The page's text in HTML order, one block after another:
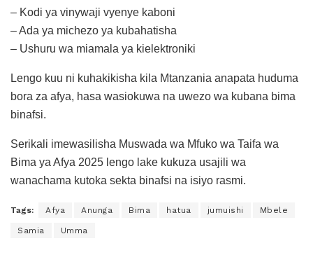
– Kodi ya vinywaji vyenye kaboni
– Ada ya michezo ya kubahatisha
– Ushuru wa miamala ya kielektroniki
Lengo kuu ni kuhakikisha kila Mtanzania anapata huduma
bora za afya, hasa wasiokuwa na uwezo wa kubana bima
binafsi.
Serikali imewasilisha Muswada wa Mfuko wa Taifa wa
Bima ya Afya 2025 lengo lake kukuza usajili wa
wanachama kutoka sekta binafsi na isiyo rasmi.
Tags: Afya Anunga Bima hatua jumuishi Mbele
Samia Umma